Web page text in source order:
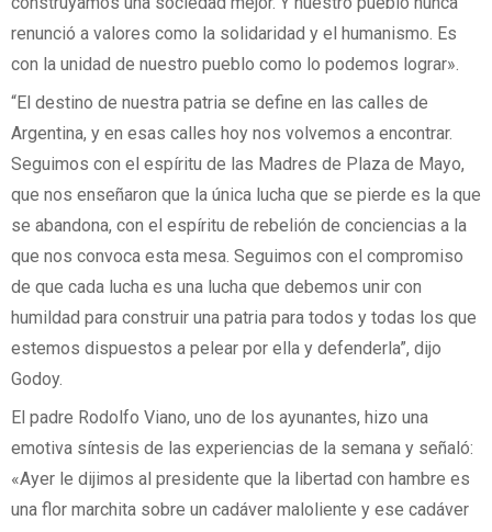
renunció a valores como la solidaridad y el humanismo. Es
con la unidad de nuestro pueblo como lo podemos lograr».
“El destino de nuestra patria se define en las calles de
Argentina, y en esas calles hoy nos volvemos a encontrar.
Seguimos con el espíritu de las Madres de Plaza de Mayo,
que nos enseñaron que la única lucha que se pierde es la que
se abandona, con el espíritu de rebelión de conciencias a la
que nos convoca esta mesa. Seguimos con el compromiso
de que cada lucha es una lucha que debemos unir con
humildad para construir una patria para todos y todas los que
estemos dispuestos a pelear por ella y defenderla”, dijo
Godoy.
El padre Rodolfo Viano, uno de los ayunantes, hizo una
emotiva síntesis de las experiencias de la semana y señaló:
«Ayer le dijimos al presidente que la libertad con hambre es
una flor marchita sobre un cadáver maloliente y ese cadáver